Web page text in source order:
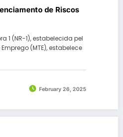
de Riscos
1 (NR-1), estabelecida pel
(MTE), estabelece
February 26, 2025